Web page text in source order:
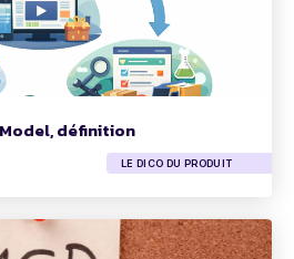
définition
LE DICO DU PRODUIT